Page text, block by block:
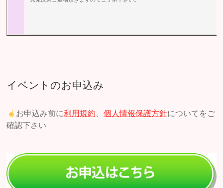
イベントのお申込み
お申込み前に利用規約 個人情報保護方針についてをご
確認下さい